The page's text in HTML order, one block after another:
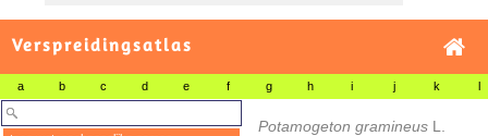
Verspreidingsatlas
a b c d e f g h i j k l
Potamogeton gramineus L.